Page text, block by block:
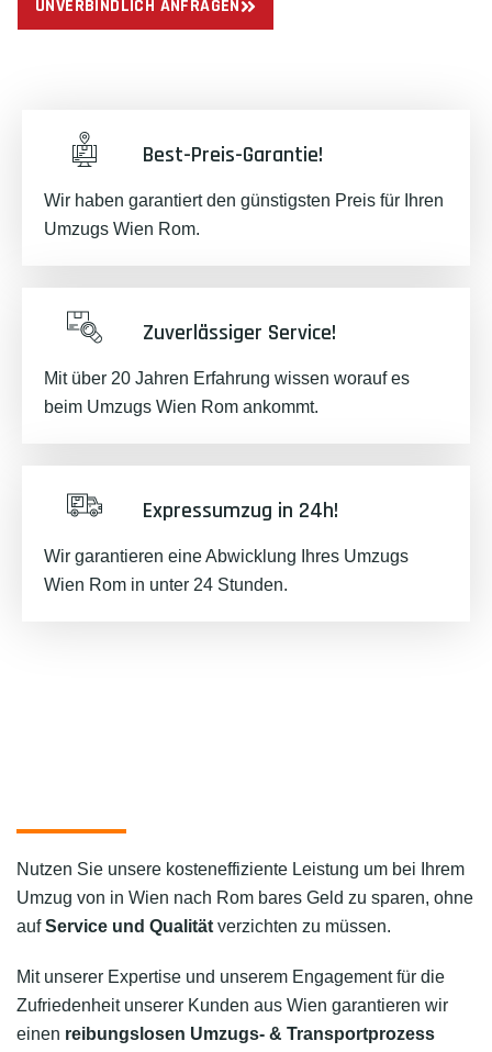
UNVERBINDLICH ANFRAGEN
Best-Preis-Garantie!
Wir haben garantiert den günstigsten Preis für Ihren
Umzugs Wien Rom.
Zuverlässiger Service!
Mit über 20 Jahren Erfahrung wissen worauf es
beim Umzugs Wien Rom ankommt.
Expressumzug in 24h!
Wir garantieren eine Abwicklung Ihres Umzugs
Wien Rom in unter 24 Stunden.
Nutzen Sie unsere kosteneffiziente Leistung um bei Ihrem
Umzug von in Wien nach Rom bares Geld zu sparen, ohne
aufService und Qualität verzichten zu müssen.
Mit unserer Expertise und unserem Engagement für die
Zufriedenheit unserer Kunden aus Wien garantieren wir
einen reibungslosen Umzugs- & Transportprozess